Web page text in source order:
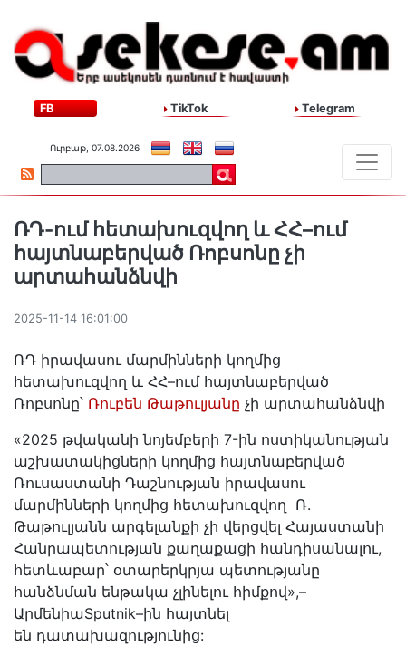
FB TikTok Telegram
Ուրբաթ, 07.08.2026
ՌԴ-ում հետախուզվող և ՀՀ–ում
հայտնաբերված Ռոբսոնը չի
արտահանձնվի
2025-11-14 16:01:00
ՌԴ իրավասու մարմինների կողմից
հետախուզվող և ՀՀ–ում հայտնաբերված
Ռոբսոնը՝ Ռուբեն Թաթուլյանը չի արտահանձնվի
«2025 թվականի նոյեմբերի 7-ին ոստիկանության
աշխատակիցների կողմից հայտնաբերված
Ռուսաստանի Դաշնության իրավասու
մարմինների կողմից հետախուզվող Ռ.
Թաթուլյանն արգելանքի չի վերցվել Հայաստանի
Հանրապետության քաղաքացի հանդիսանալու,
հետևաբար՝ օտարերկրյա պետությանը
հանձնման ենթակա չլինելու հիմքով»,–
ԱրմենիաSputnik–ին հայտնել
են դատախազությունից: